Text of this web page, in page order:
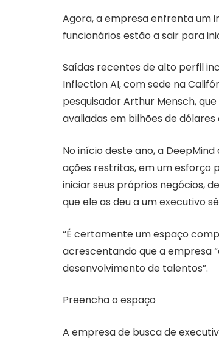
Agora, a empresa enfrenta um
funcionários estão a sair para
Saídas recentes de alto perfil
Inflection AI, com sede na
pesquisador Arthur Mensch,
avaliadas em bilhões de
No início deste ano, a
ações restritas, em um esforço
iniciar seus próprios negócios,
que ele as deu a um executivo
“É certamente um espaço
acrescentando que a empresa
desenvolvimento de talentos”.
Preencha o espaço
A empresa de busca de